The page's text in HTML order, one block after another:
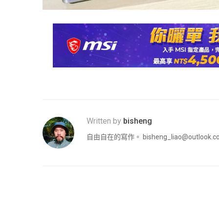
Written by bisheng
自由自在的寫作。